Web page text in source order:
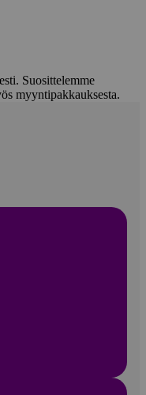
Suosittelemme
myyntipakkauksesta.